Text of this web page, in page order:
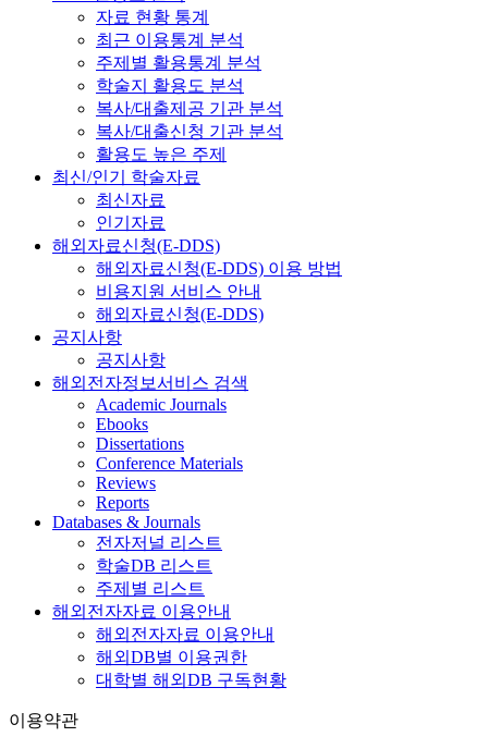
자료 현황 통계
최근 이용통계 분석
주제별 활용통계 분석
학술지 활용도 분석
복사/대출제공 기관 분석
복사/대출신청 기관 분석
활용도 높은 주제
최신/인기 학술자료
최신자료
인기자료
해외자료신청(E-DDS)
해외자료신청(E-DDS) 이용 방법
비용지원 서비스 안내
해외자료신청(E-DDS)
공지사항
공지사항
해외전자정보서비스 검색
Academic Journals
Ebooks
Dissertations
Conference Materials
Reviews
Reports
Databases & Journals
전자저널 리스트
학술DB 리스트
주제별 리스트
해외전자자료 이용안내
해외전자자료 이용안내
해외DB별 이용권한
대학별 해외DB 구독현황
이용약관